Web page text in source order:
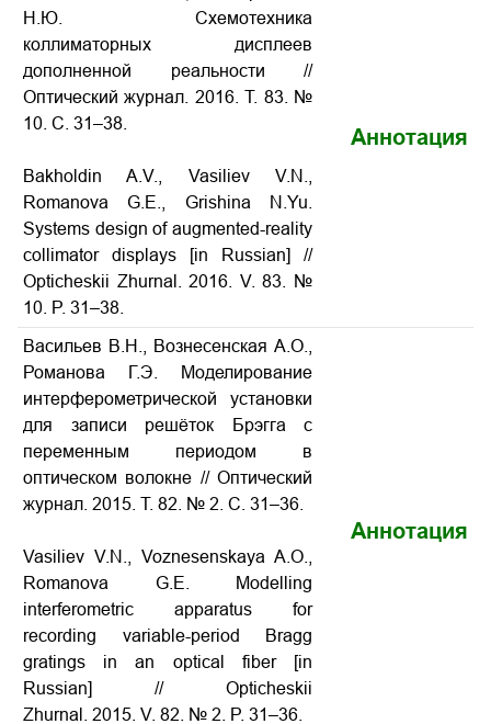
Н.Ю. Схемотехника
коллиматорных дисплеев
дополненной реальности //
Оптический журнал. 2016. Т. 83. №
10. С. 31–38.
Bakholdin A.V., Vasiliev V.N.,
Romanova G.E., Grishina N.Yu.
Systems design of augmented-reality
collimator displays
[in Russian] //
Opticheskii Zhurnal. 2016. V. 83. №
10. P. 31–38.
Аннотация
Васильев В.Н., Вознесенская А.О.,
Романова Г.Э. Моделирование
интерферометрической установки
для записи решёток Брэгга с
переменным периодом в
оптическом волокне // Оптический
журнал. 2015. Т. 82. № 2. С. 31–36.
Vasiliev V.N., Voznesenskaya A.O.,
Romanova G.E.
Modelling
interferometric apparatus for
recording variable-period Bragg
gratings in an optical fiber
[in
Russian] // Opticheskii
Zhurnal. 2015. V. 82. № 2. P. 31–36.
Аннотация